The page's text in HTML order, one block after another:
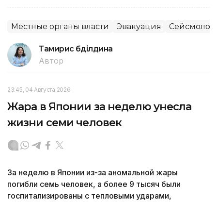
Местные органы власти Эвакуация
Тамирис Әбділдина
Автор
23:45, 04 Августа 2026
Жара в Японии за неделю унесла
жизни семи человек
За неделю в Японии из-за аномальной жары
погибли семь человек, а более 9 тысяч были
госпитализированы с тепловыми ударами,